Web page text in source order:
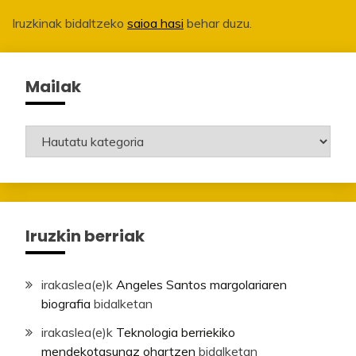
Iruzkinak bidaltzeko saioa hasi behar duzu.
Mailak
Mailak
Iruzkin berriak
irakaslea(e)k Angeles Santos margolariaren
biografia bidalketan
irakaslea(e)k Teknologia berriekiko
mendekotasunaz ohartzen bidalketan